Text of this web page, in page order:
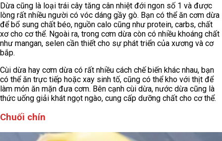
Dừa cũng là loại trái cây tăng cân nhiệt đới ngon số 1 và được
lòng rất nhiều người có vóc dáng gầy gò. Bạn có thể ăn cơm dừa
để bổ sung chất béo, nguồn calo cũng như protein, carbs, chất
xơ cho cơ thể. Ngoài ra, trong cơm dừa còn có nhiều khoáng chất
như mangan, selen cần thiết cho sự phát triển của xương và cơ
bắp.
Cùi dừa hay cơm dừa có rất nhiều cách chế biến khác nhau, bạn
có thể ăn trực tiếp hoặc xay sinh tố, cũng có thể kho với thịt để
làm món ăn mặn đưa cơm. Bên cạnh cùi dừa, nước dừa cũng là
thức uống giải khát ngọt ngào, cung cấp dưỡng chất cho cơ thể.
Chuối chín